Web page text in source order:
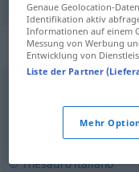
proclama
© Thesauro italiano
Genaue Geolocation-
Identifikation aktiv
Informationen auf einem
Messung von Werbung
Entwicklung von
Liste der Partner
Mehr